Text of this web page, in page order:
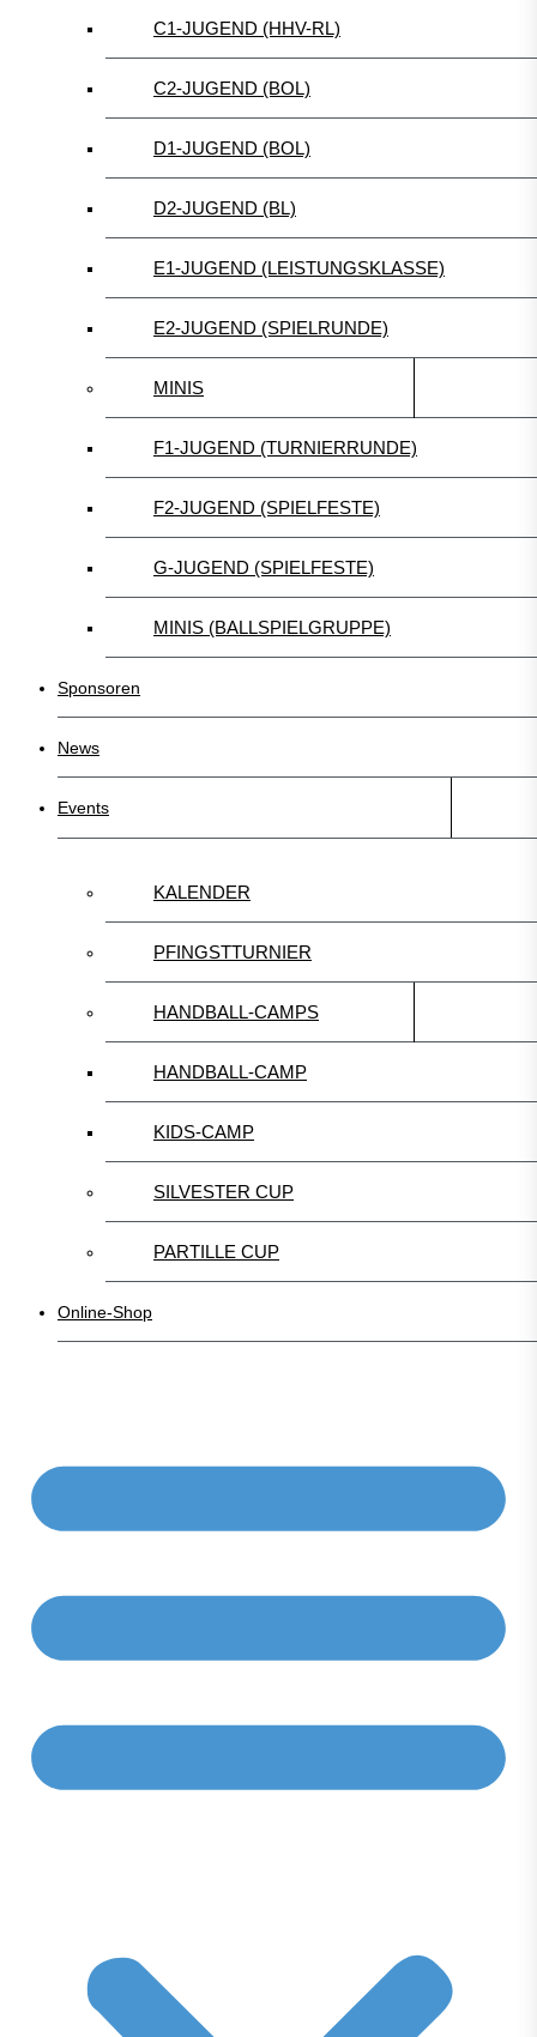
C1-JUGEND (HHV-RL)
C2-JUGEND (BOL)
D1-JUGEND (BOL)
D2-JUGEND (BL)
E1-JUGEND (LEISTUNGSKLASSE)
E2-JUGEND (SPIELRUNDE)
MINIS
F1-JUGEND (TURNIERRUNDE)
F2-JUGEND (SPIELFESTE)
G-JUGEND (SPIELFESTE)
MINIS (BALLSPIELGRUPPE)
Sponsoren
News
Events
KALENDER
PFINGSTTURNIER
HANDBALL-CAMPS
HANDBALL-CAMP
KIDS-CAMP
SILVESTER CUP
PARTILLE CUP
Online-Shop